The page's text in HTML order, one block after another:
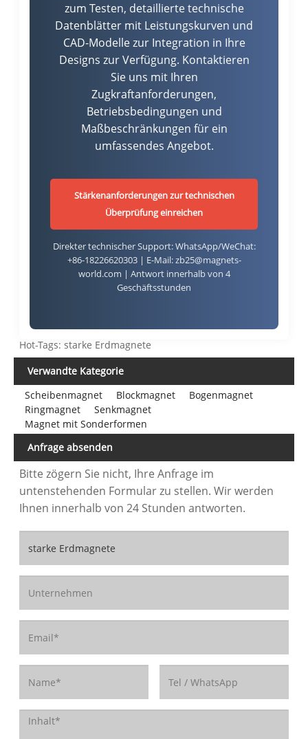
zum Testen, detaillierte technische
Datenblätter mit Leistungskurven und
CAD-Modelle zur Integration in Ihre
Designs zur Verfügung. Kontaktieren
Sie uns mit Ihren
Zugkraftanforderungen,
Betriebsbedingungen und
Maßbeschränkungen für ein
umfassendes Angebot.
Stärkenanforderungen zur technischen
Überprüfung einreichen
Direkter technischer Support: WhatsApp/WeChat:
+86-18226620303 | E-Mail: zb25@magnets-
world.com | Antwort innerhalb von 4
Geschäftsstunden
Hot-Tags: starke Erdmagnete
Verwandte Kategorie
Scheibenmagnet
Blockmagnet
Bogenmagnet
Ringmagnet
Senkmagnet
Magnet mit Sonderformen
Anfrage absenden
Bitte zögern Sie nicht, Ihre Anfrage im
untenstehenden Formular zu stellen. Wir werden
Ihnen innerhalb von 24 Stunden antworten.